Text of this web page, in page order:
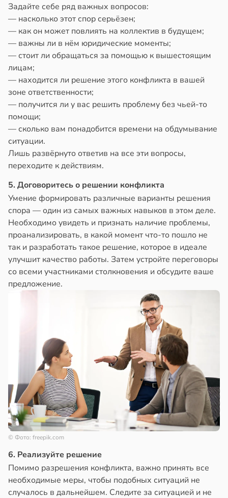
Задайте себе ряд важных вопросов:
— насколько этот спор серьёзен;
— как он может повлиять на коллектив в будущем;
— важны ли в нём юридические моменты;
— стоит ли обращаться за помощью к вышестоящим
лицам;
— находится ли решение этого конфликта в вашей
зоне ответственности;
— получится ли у вас решить проблему без чьей-то
помощи;
— сколько вам понадобится времени на обдумывание
ситуации.
Лишь развёрнуто ответив на все эти вопросы,
переходите к действиям.
5. Договоритесь о решении конфликта
Умение формировать различные варианты решения
спора — один из самых важных навыков в этом деле.
Необходимо увидеть и признать наличие проблемы,
проанализировать, в какой момент что-то пошло не
так и разработать такое решение, которое в идеале
улучшит качество работы. Затем устройте переговоры
со всеми участниками столкновения и обсудите ваше
предложение.
© Фото: freepik.com
6. Реализуйте решение
Помимо разрешения конфликта, важно принять все
необходимые меры, чтобы подобных ситуаций не
случалось в дальнейшем. Следите за ситуацией и не